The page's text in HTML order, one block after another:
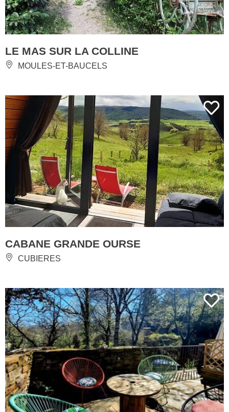
LE MAS SUR LA COLLINE
MOULES-ET-BAUCELS
CABANE GRANDE OURSE
CUBIERES